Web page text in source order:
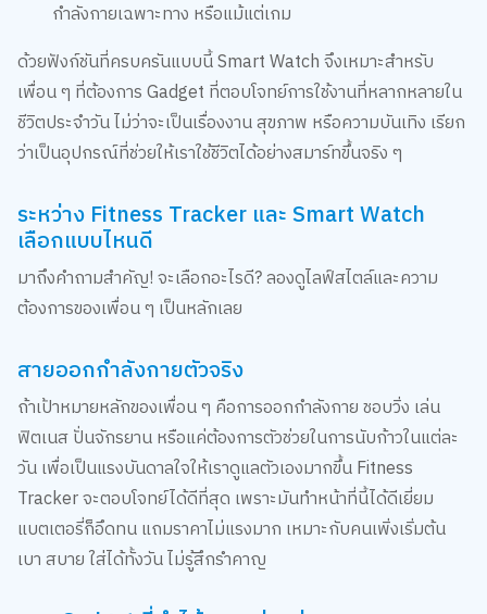
เพื่อน ๆ ที่ต้องการ Gadget ที่ตอบโจทย์การใช้งานที่หลากหลายใน
ชีวิตประจำวัน ไม่ว่าจะเป็นเรื่องงาน สุขภาพ หรือความบันเทิง เรียก
ว่าเป็นอุปกรณ์ที่ช่วยให้เราใช้ชีวิตได้อย่างสมาร์ทขึ้นจริง ๆ
เลือกแบบไหนดี
มาถึงคำถามสำคัญ! จะเลือกอะไรดี? ลองดูไลฟ์สไตล์และความ
ต้องการของเพื่อน ๆ เป็นหลักเลย
ถ้าเป้าหมายหลักของเพื่อน ๆ คือการออกกำลังกาย ชอบวิ่ง เล่น
ฟิตเนส ปั่นจักรยาน หรือแค่ต้องการตัวช่วยในการนับก้าวในแต่ละ
วัน เพื่อเป็นแรงบันดาลใจให้เราดูแลตัวเองมากขึ้น Fitness
Tracker จะตอบโจทย์ได้ดีที่สุด เพราะมันทำหน้าที่นี้ได้ดีเยี่ยม
แบตเตอรี่ก็อึดทน แถมราคาไม่แรงมาก เหมาะกับคนเพิ่งเริ่มต้น
เบา สบาย ใส่ได้ทั้งวัน ไม่รู้สึกรำคาญ